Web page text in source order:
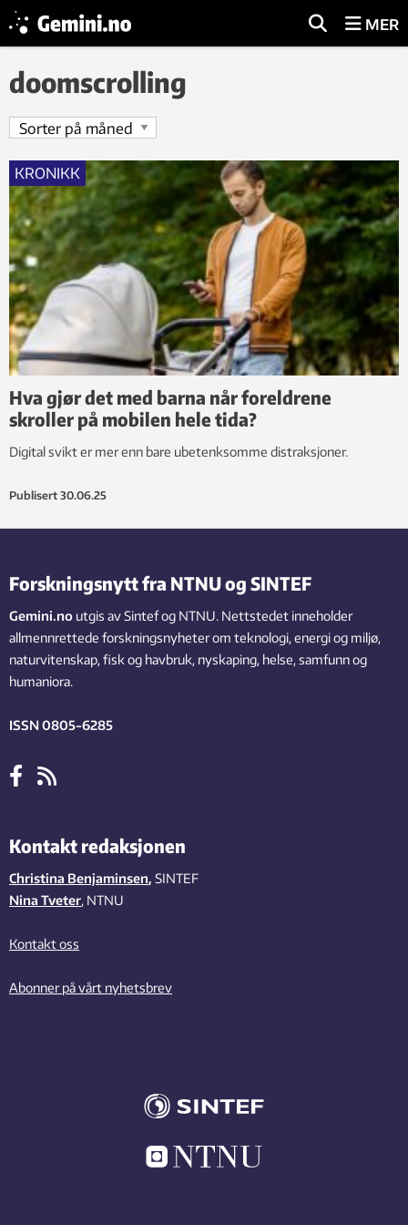
MER
doomscrolling
KRONIKK
Hva gjør det med barna når foreldrene
skroller på mobilen hele tida?
Digital svikt er mer enn bare ubetenksomme distraksjoner.
Publisert 30.06.25
Forskningsnytt fra NTNU og SINTEF
Gemini.no utgis av Sintef og NTNU. Nettstedet inneholder
allmennrettede forskningsnyheter om teknologi, energi og miljø,
naturvitenskap, fisk og havbruk, nyskaping, helse, samfunn og
humaniora.
ISSN 0805-6285
Kontakt redaksjonen
Christina Benjaminsen, SINTEF
Nina Tveter, NTNU
Kontakt oss
Abonner på vårt nyhetsbrev